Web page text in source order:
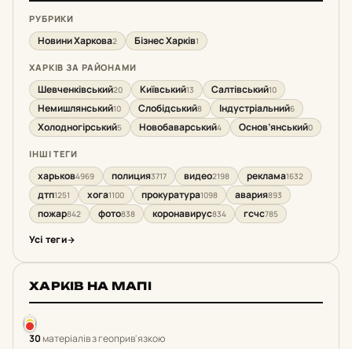
РУБРИКИ
Новини Харкова2 Бізнес Харків1
ХАРКІВ ЗА РАЙОНАМИ
Шевченківський20 Київський13 Салтівський10
Немишлянський10 Слобідський8 Індустріальний6
Холодногірський5 Новобаварський4 Основ’янський0
ІНШІ ТЕГИ
харьков4969 полиция3717 видео2198 реклама1632
дтп1251 хога1100 прокуратура1098 авария893
пожар842 фото838 коронавирус834 гсчс785
Усі теги
ХАРКІВ НА МАПІ
30матеріалів з геоприв'язкою